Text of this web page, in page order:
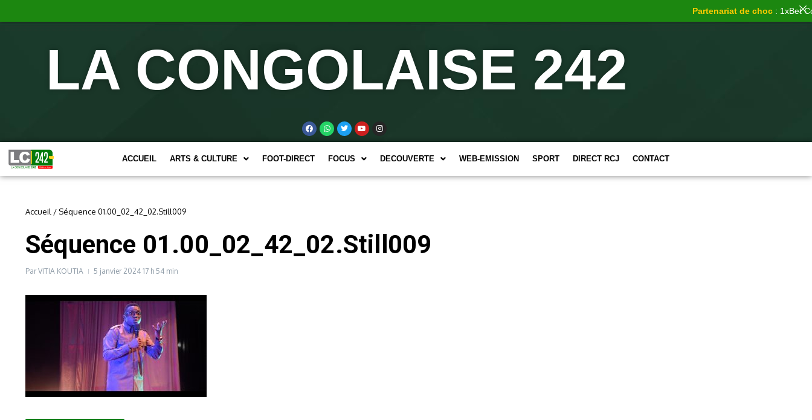
LA CONGOLAISE 242
ACCUEIL ARTS & CULTURE FOOT-DIRECT FOCUS DECOUVERTE WEB-EMISSION SPORT DIRECT RCJ CONTACT
Accueil / Séquence 01.00_02_42_02.Still009
Séquence 01.00_02_42_02.Still009
ParVITIA KOUTIA 5 janvier 2024 17 h 54 min
Partenariat de choc : 1xBet